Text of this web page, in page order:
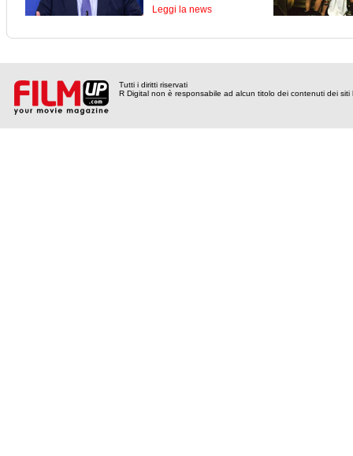
Leggi la news
Tutti i diritti riservati
R Digital non è responsabile ad alcun titolo dei contenuti dei siti